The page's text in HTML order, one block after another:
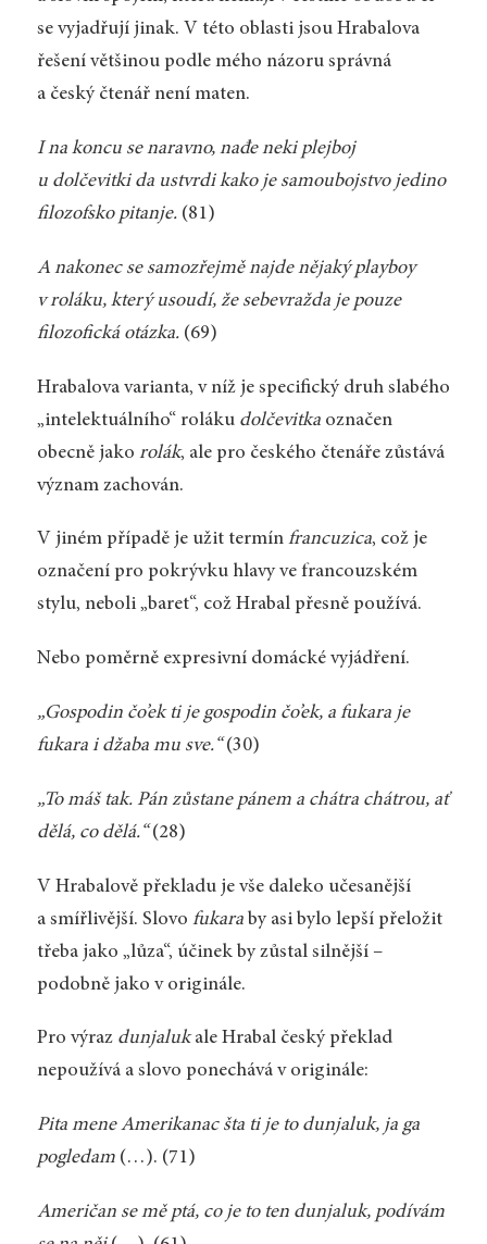
se vyjadřují jinak. V této oblasti jsou Hrabalova
řešení většinou podle mého názoru správná
a český čtenář není maten.
I na koncu se naravno, nađe neki plejboj
u dolčevitki da ustvrdi kako je samoubojstvo jedino
filozofsko pitanje.(81)
A nakonec se samozřejmě najde nějaký playboy
v roláku, který usoudí, že sebevražda je pouze
filozofická otázka.(69)
Hrabalova varianta, v níž je specifický druh slabého
„intelektuálního“ roláku dolčevitkaoznačen
obecně jako rolák, ale pro českého čtenáře zůstává
význam zachován.
V jiném případě je užit termín francuzica, což je
označení pro pokrývku hlavy ve francouzském
stylu, neboli „baret“, což Hrabal přesně používá.
Nebo poměrně expresivní domácké vyjádření.
„Gospodin čo’ek ti je gospodin čo’ek, a fukara je
fukara i džaba mu sve.“(30)
„To máš tak. Pán zůstane pánem a chátra chátrou, ať
dělá, co dělá.“(28)
V Hrabalově překladu je vše daleko učesanější
a smířlivější. Slovo fukaraby asi bylo lepší přeložit
třeba jako „lůza“, účinek by zůstal silnější –
podobně jako v originále.
Pro výraz dunjalukale Hrabal český překlad
nepoužívá a slovo ponechává v originále:
Pita mene Amerikanac šta ti je to dunjaluk, ja ga
pogledam(…). (71)
Američan se mě ptá, co je to ten dunjaluk, podívám